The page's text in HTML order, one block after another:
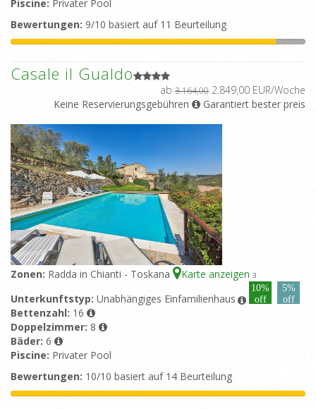
Piscine: Privater Pool
Bewertungen: 9/10 basiert auf 11 Beurteilung
Casale il Gualdo
ab 3.164,00 2.849,00 EUR/Woche
Keine Reservierungsgebühren
Garantiert bester preis
Zonen: Radda in Chianti - Toskana Karte anzeigen 3
10%
off
5%
off
Unterkunftstyp: Unabhängiges Einfamilienhaus
Bettenzahl: 16
Doppelzimmer: 8
Bäder: 6
Piscine: Privater Pool
Bewertungen: 10/10 basiert auf 14 Beurteilung